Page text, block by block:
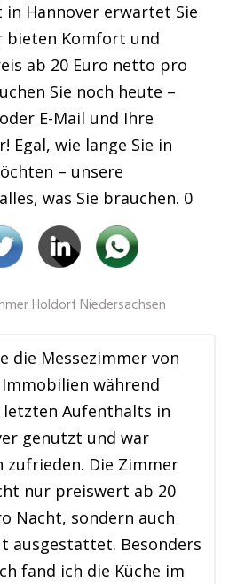
Hannover erwartet Sie
bieten Komfort und
ab 20 Euro netto pro
Sie noch heute –
E-Mail und Ihre
Egal, wie lange Sie in
– unsere
was Sie brauchen. 0
Holdorf Niedersachsen
die Messezimmer von
Immobilien während
letzten Aufenthalts in
genutzt und war
zufrieden. Die Zimmer
nur preiswert ab 20
Nacht, sondern auch
ausgestattet. Besonders
fand ich die Küche im